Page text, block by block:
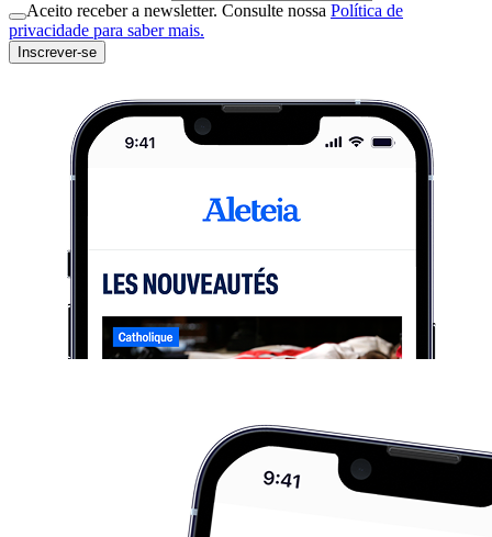
Aceito receber a newsletter. Consulte nossa Política de
privacidade para saber mais.
Inscrever-se